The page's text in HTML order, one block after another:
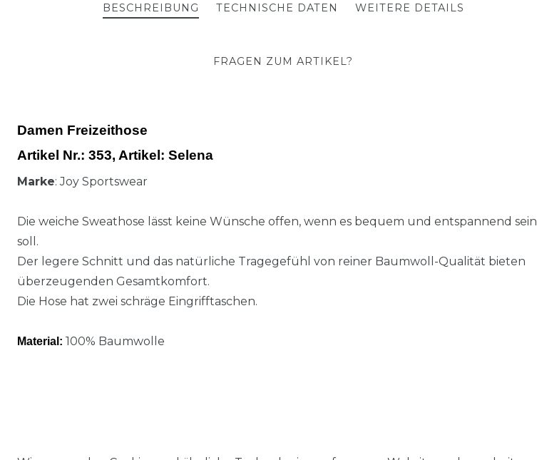
BESCHREIBUNG TECHNISCHE DATEN WEITERE DETAILS
FRAGEN ZUM ARTIKEL?
Damen Freizeithose
Artikel Nr.: 353, Artikel : Selena
Marke: Joy Sportswear
Die weiche Sweathose lässt keine Wünsche offen, wenn es bequem und entspannend sein
soll.
Der legere Schnitt und das natürliche Tragegefühl von reiner Baumwoll-Qualität bieten
überzeugenden Gesamtkomfort.
Die Hose hat zwei schräge Eingrifftaschen.
Material: 100% Baumwolle